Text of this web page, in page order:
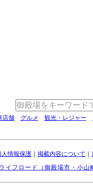
店舗 グルメ 観光・レジャー
人情報保護 掲載内容について
ライフロード（御殿場市・小